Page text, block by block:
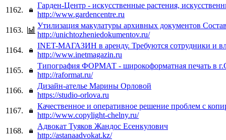
1162.
Гарден-Центр - искусственные растения,
http://www.gardencentre.ru
1163.
Утилизация макулатуры архивных документов
http://unichtozheniedokumentov.ru/
1164.
INET-МАГАЗИН в аренду. Требуются сотрудники и
http://www.inetmagazin.ru
1165.
Типография ФОРМАТ - широкоформатная печать в
http://raformat.ru/
1166.
Дизайн-ателье Марины Орловой
https://studio-orlova.ru
1167.
Качественное и оперативное решение проблем с
http://www.copylight-chelny.ru/
1168.
Адвокат Туяков Жандос Есенкулович
http://astanaadvokat.kz/